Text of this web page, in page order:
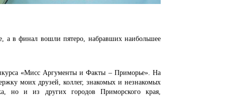
в финал вошли пятеро, набравших наибольшее
«Мисс Аргументы и Факты – Приморье». На
моих друзей, коллег, знакомых и незнакомых
но и из других городов Приморского края,